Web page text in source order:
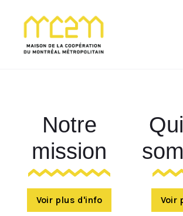
Notre
mission
Voir plus d'info Voir